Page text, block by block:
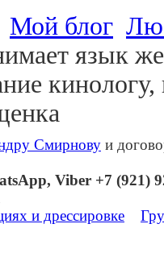
Мой блог
язык
Смирнову и
Viber +7 (921)
и дрессировке